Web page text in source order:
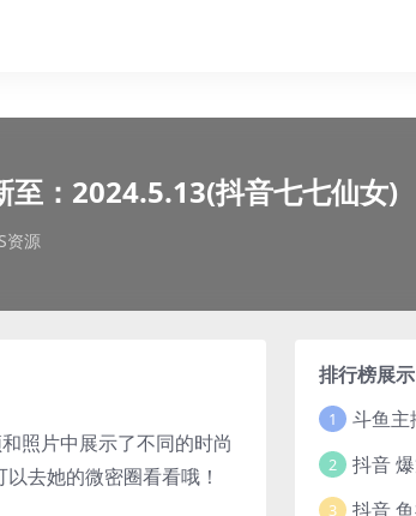
至：2024.5.13(抖音七七仙女)
资源
照片中展示了不同的时尚
去她的微密圈看看哦！
排行榜展示
1
2
3